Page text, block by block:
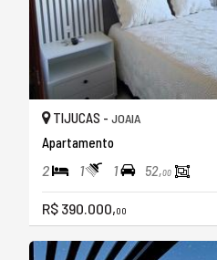
TIJUCAS - JOAIA
Apartamento
2 1 1 52,00
R$ 390.000,00